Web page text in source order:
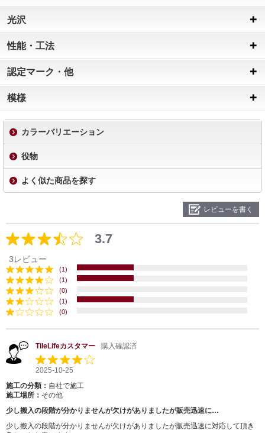
光沢
性能・工法
認定マーク・他
模様
カラーバリエーション
役物
よく似た商品を探す
レビューを書く
3.7
3レビュー
(1)
(1)
(0)
(1)
(0)
TileLifeカスタマー 購入確認済
2025-10-25
施工の分類： 自社で施工
施工場所： その他
少し搬入の段階が分かりませんが欠けがありましたが販売迅速に…
少し搬入の段階が分かりませんが欠けがありましたが販売迅速に対応して頂き